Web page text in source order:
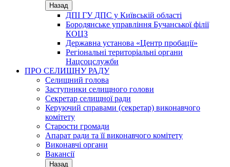
Назад
ДПІ ГУ ДПС у Київській області
Бородянське управління Бучанської філії
КОЦЗ
Державна установа «Центр пробації»
Регіональні територіальні органи
Нацсоцслужби
ПРО СЕЛИЩНУ РАДУ
Селищний голова
Заступники селищного голови
Секретар селищної ради
Керуючий справами (секретар) виконавчого
комітету
Старости громади
Апарат ради та її виконавчого комітету
Виконавчі органи
Вакансії
Назад